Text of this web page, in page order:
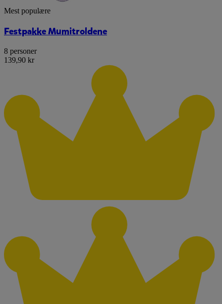
Mest populære
Festpakke Mumitroldene
8 personer
139,90 kr